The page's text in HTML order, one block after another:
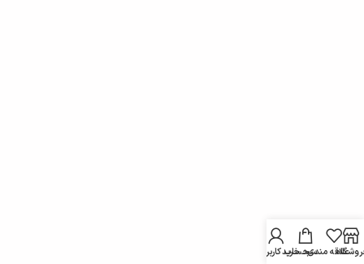
علاقه مندیسبد خرید
حساب کاربری من